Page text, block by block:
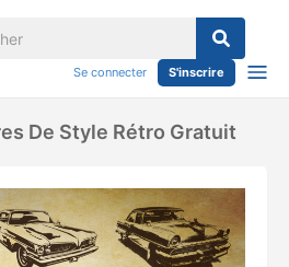
Se connecter S'inscrire
De Style Rétro Gratuit